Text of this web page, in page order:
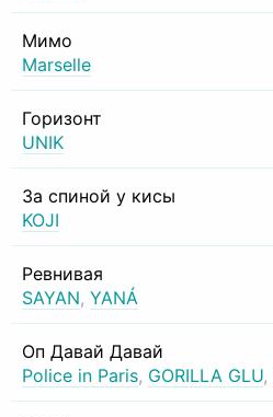
Мимо
Marselle
Горизонт
UNIK
За спиной у кисы
KOJI
Ревнивая
SAYAN, YANÁ
Оп Давай Давай
Police in Paris, GORILLA GLU,